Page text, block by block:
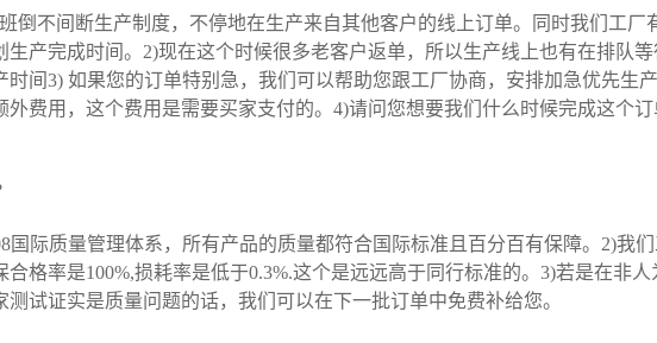
不间断生产制度，不停地在生产来自其他客户的线上订单。同时我们工厂
产完成时间。2)现在这个时候很多老客户返单，所以生产线上也有在排队
间3) 如果您的订单特别急，我们可以帮助您跟工厂协商，安排加急优先生
费用，这个费用是需要买家支付的。4)请问您想要我们什么时候完成这个
际质量管理体系，所有产品的质量都符合国际标准且百分百有保障。2)我
格率是100%,损耗率是低于0.3%.这个是远远高于同行标准的。3)若是在非
试证实是质量问题的话，我们可以在下一批订单中免费补给您。